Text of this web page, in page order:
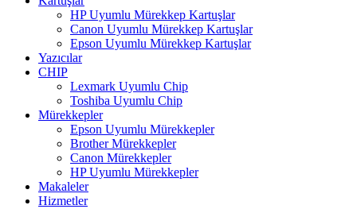
HP Uyumlu Mürekkep Kartuşlar
Canon Uyumlu Mürekkep Kartuşlar
Epson Uyumlu Mürekkep Kartuşlar
Yazıcılar
CHIP
Lexmark Uyumlu Chip
Toshiba Uyumlu Chip
Mürekkepler
Epson Uyumlu Mürekkepler
Brother Mürekkepler
Canon Mürekkepler
HP Uyumlu Mürekkepler
Makaleler
Hizmetler